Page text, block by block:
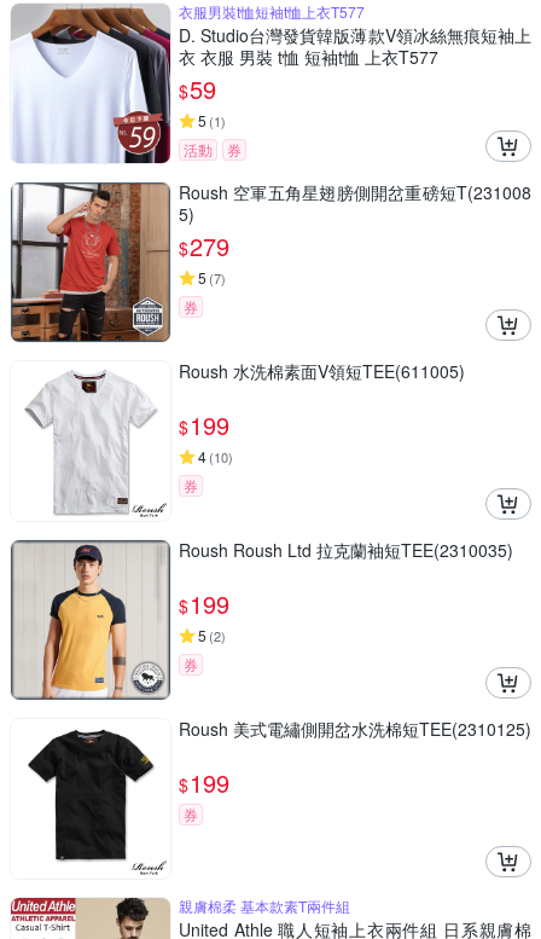
衣服男裝t恤短袖t恤上衣T577
D. Studio台灣發貨韓版薄款V領冰絲無痕短袖上
衣 衣服 男裝 t恤 短袖t恤 上衣T577
$59
5 (1)
活動 券
Roush 空軍五角星翅膀側開岔重磅短T(231008
5)
$279
5 (7)
券
Roush 水洗棉素面V領短TEE(611005)
$199
4(10)
券
Roush Roush Ltd 拉克蘭袖短TEE(2310035)
$199
5 (2)
券
Roush 美式電繡側開岔水洗棉短TEE(2310125)
$199
券
親膚棉柔 基本款素T兩件組
United Athle 職人短袖上衣兩件組 日系親膚棉